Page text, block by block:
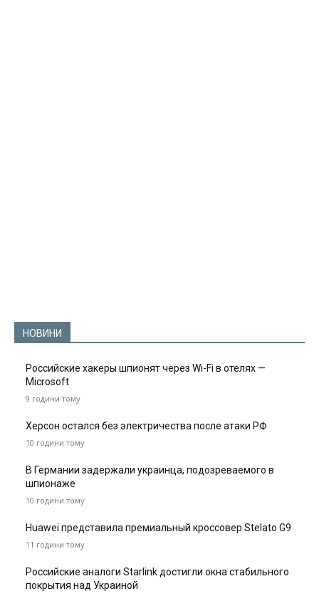
НОВИНИ
Российские хакеры шпионят через Wi-Fi в отелях —
Microsoft
9 години тому
Херсон остался без электричества после атаки РФ
10 години тому
В Германии задержали украинца, подозреваемого в
шпионаже
10 години тому
Huawei представила премиальный кроссовер Stelato G9
11 години тому
Российские аналоги Starlink достигли окна стабильного
покрытия над Украиной